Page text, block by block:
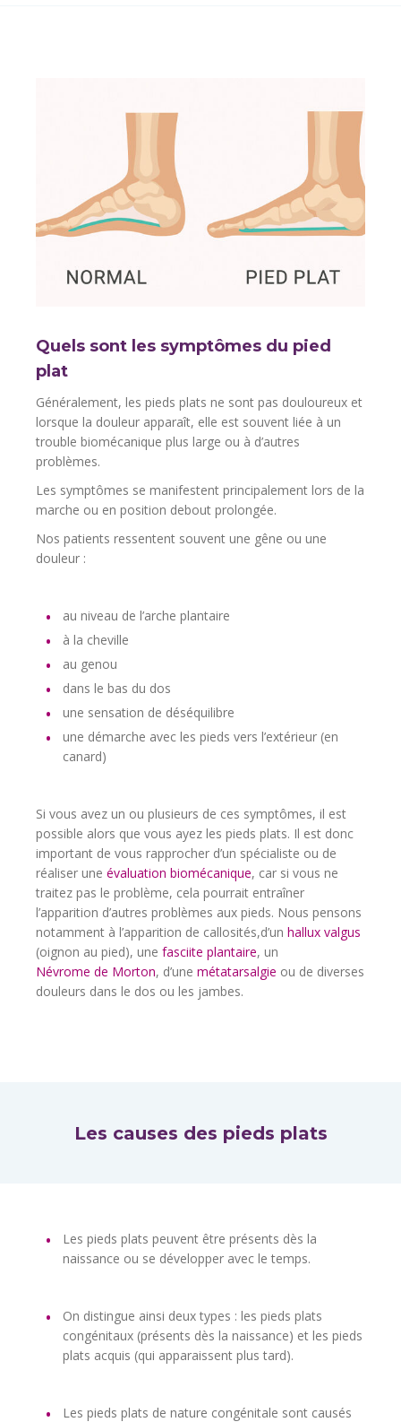
Quels sont les symptômes du pied
plat
Généralement, les pieds plats ne sont pas douloureux et
lorsque la douleur apparaît, elle est souvent liée à un
trouble biomécanique plus large ou à d’autres
problèmes.
Les symptômes se manifestent principalement lors de la
marche ou en position debout prolongée.
Nos patients ressentent souvent une gêne ou une
douleur :
au niveau de l’arche plantaire
à la cheville
au genou
dans le bas du dos
une sensation de déséquilibre
une démarche avec les pieds vers l’extérieur (en
canard)
Si vous avez un ou plusieurs de ces symptômes, il est
possible alors que vous ayez les pieds plats. Il est donc
important de vous rapprocher d’un spécialiste ou de
réaliser une évaluation biomécanique, car si vous ne
traitez pas le problème, cela pourrait entraîner
l’apparition d’autres problèmes aux pieds. Nous pensons
notamment à l’apparition de callosités,d’un hallux valgus
(oignon au pied), une fasciite plantaire, un
Névrome de Morton, d’une métatarsalgie ou de diverses
douleurs dans le dos ou les jambes.
Les causes des pieds plats
Les pieds plats peuvent être présents dès la
naissance ou se développer avec le temps.
On distingue ainsi deux types : les pieds plats
congénitaux (présents dès la naissance) et les pieds
plats acquis (qui apparaissent plus tard).
Les pieds plats de nature congénitale sont causés